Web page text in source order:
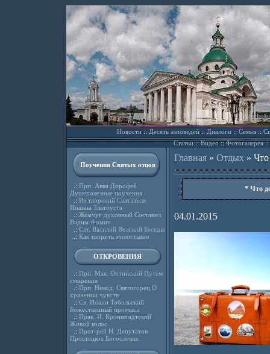
Новости::Десять заповедей::Диалоги::Семья::
Статьи::Видео ::Фотогалерея::
Поучения Святых отцов
.: Прп. Авва Дорофей
Душеполезные поучения
.: Из творений Святителя
Иоанна Златоуста
.: Жемчуг духовный Составил
Вадим Фомин
.: Свт. Василий Великий Беседы
.: Как творить милостыню
ОТКРОВЕНИЯ
.: Прп. Мак. Оптинский Путем
смирения
.: Прп. Никод. Святогорец О
хранении чувств
.: Св. Иоанн Тобольский
Божественный промысл
.: Прав. И. Кронштадтский
Живой колос
.: Прот-рей Н. Депутатов
Простецкое Богословие
Главная» Отдых »
* Что
04.01.2015